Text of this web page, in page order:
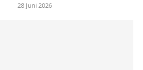
28 Juni 2026